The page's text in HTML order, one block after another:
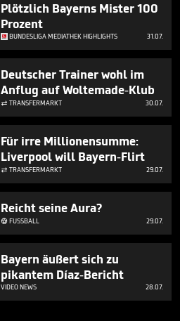
Plötzlich Bayerns Mister 100
Prozent
BUNDESLIGA MEDIATHEK HIGHLIGHTS 31.07.
Deutscher Trainer wohl im
Anflug auf Woltemade-Klub
 TRANSFERMARKT 30.07.
Für irre Millionensumme:
Liverpool will Bayern-Flirt
 TRANSFERMARKT 29.07.
Reicht seine Aura?
FUSSBALL 29.07.
Bayern äußert sich zu
pikantem Díaz-Bericht
VIDEO NEWS 28.07.